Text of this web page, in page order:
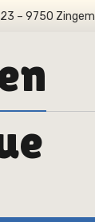
– 9750 Zingem